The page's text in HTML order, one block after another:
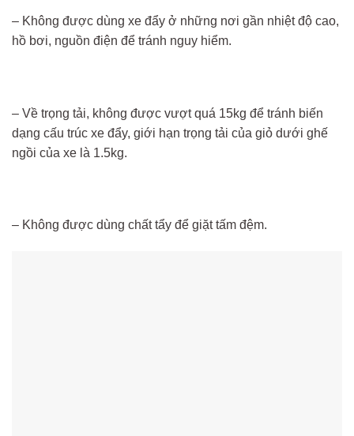
– Không được dùng xe đẩy ở những nơi gần nhiệt độ cao,
hồ bơi, nguồn điện để tránh nguy hiểm.
– Về trọng tải, không được vượt quá 15kg để tránh biến
dạng cấu trúc xe đẩy, giới hạn trọng tải của giỏ dưới ghế
ngồi của xe là 1.5kg.
– Không được dùng chất tẩy để giặt tấm đệm.